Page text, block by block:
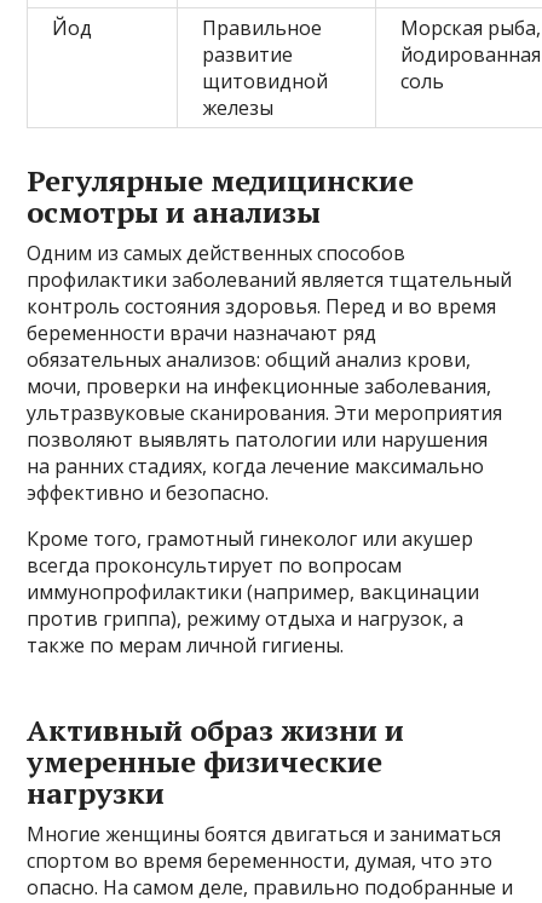
Йод
Правильное
развитие
щитовидной
железы
Морская рыба,
йодированная
соль
Регулярные медицинские
осмотры и анализы
Одним из самых действенных способов
профилактики заболеваний является тщательный
контроль состояния здоровья. Перед и во время
беременности врачи назначают ряд
обязательных анализов: общий анализ крови,
мочи, проверки на инфекционные заболевания,
ультразвуковые сканирования. Эти мероприятия
позволяют выявлять патологии или нарушения
на ранних стадиях, когда лечение максимально
эффективно и безопасно.
Кроме того, грамотный гинеколог или акушер
всегда проконсультирует по вопросам
иммунопрофилактики (например, вакцинации
против гриппа), режиму отдыха и нагрузок, а
также по мерам личной гигиены.
Активный образ жизни и
умеренные физические
нагрузки
Многие женщины боятся двигаться и заниматься
спортом во время беременности, думая, что это
опасно. На самом деле, правильно подобранные и